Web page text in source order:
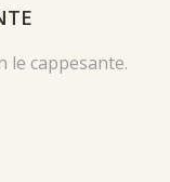
le cappesante.